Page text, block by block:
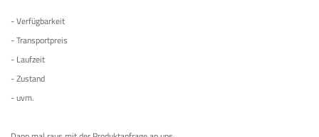
- Verfügbarkeit
- Transportpreis
- Laufzeit
- Zustand
- uvm.